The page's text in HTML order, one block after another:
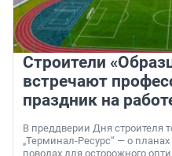
Строители
встречают
праздник на
В преддверии Дня
„Терминал-Ресурс“ — о
поводах для осторожного